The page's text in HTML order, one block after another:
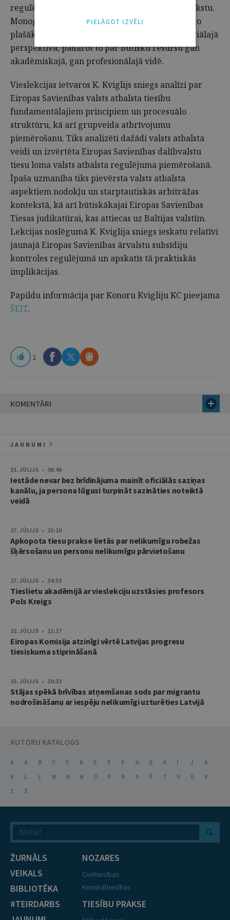
regulējumu, tā piemērošanu un politisko kontekstu.
Monogrāfijā aplūkoti valsts atbalsta jautājumi to
plašākā ekonomiskajā, komerciālajā un industriālajā
perspektīvā, padarot to par būtisku resursu gan
akadēmiskajā, gan profesionālajā vidē.
Vieslekcijas ietvaros K. Kviglijs sniegs analīzi par
Eiropas Savienības valsts atbalsta tiesību
fundamentālajiem principiem un procesuālo
struktūru, kā arī grupveida atbrīvojumu
piemērošanu. Tiks analizēti dažādi valsts atbalsta
veidi un izvērtēta Eiropas Savienības dalībvalstu
tiesu loma valsts atbalsta regulējuma piemērošanā.
Īpaša uzmanība tiks pievērsta valsts atbalsta
aspektiem nodokļu un starptautiskās arbitrāžas
kontekstā, kā arī būtiskākajai Eiropas Savienības
Tiesas judikatūrai, kas attiecas uz Baltijas valstīm.
Lekcijas noslēgumā K. Kviglija sniegs ieskatu relatīvi
jaunajā Eiropas Savienības ārvalstu subsīdiju
kontroles regulējumā un apskatīs tā praktiskās
implikācijas.
Papildu informācija par Konoru Kvigliju KC pieejama
ŠEIT.
1
KOMENTĀRI
JAUNUMI
31. JŪLIJS • 08:46
Iestāde nevar bez brīdinājuma mainīt oficiālās saziņas
kanālu, ja persona lūgusi turpināt sazināties noteiktā
veidā
27. JŪLIJS • 15:10
Apkopota tiesu prakse lietās par nelikumīgu robežas
šķērsošanu un personu nelikumīgu pārvietošanu
27. JŪLIJS • 14:53
Tieslietu akadēmijā ar vieslekciju uzstāsies profesors
Pols Kreigs
22. JŪLIJS • 11:17
Eiropas Komisija atzinīgi vērtē Latvijas progresu
tiesiskuma stiprināšanā
15. JŪLIJS • 10:32
Stājas spēkā brīvības atņemšanas sods par migrantu
nodrošināšanu ar iespēju nelikumīgi uzturēties Latvijā
AUTORU KATALOGS
A Ā B C Č D E Ē F G Ģ H I J
K
Ķ
L Ļ M N Ņ O P R S Š T U Ū
V
Z
Ž
ŽURNĀLS
VEIKALS
BIBLIOTĒKA
#TEIRDARBS
NOZARES
Civiltiesības
Krimināltiesības
TIESĪBU PRAKSE
PIELĀGOT IZVĒLI